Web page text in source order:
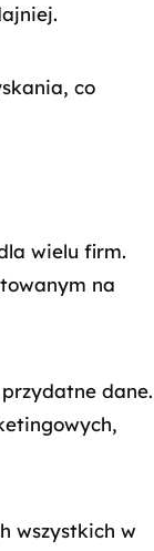
co
wielu firm.
na
dane.
wszystkich w